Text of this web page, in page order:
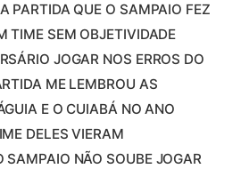
PARTIDA QUE O SAMPAIO FEZ
TIME SEM OBJETIVIDADE
JOGAR NOS ERROS DO
ME LEMBROU AS
E O CUIABÁ NO ANO
DELES VIERAM
SAMPAIO NÃO SOUBE JOGAR